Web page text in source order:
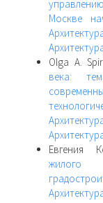
Москве
Olga A.
века:
Евгения
жилого